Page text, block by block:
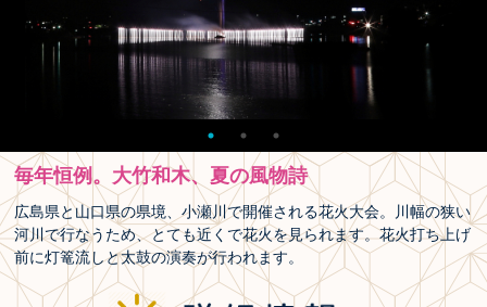
毎年恒例。大竹和木、夏の風物詩
広島県と山口県の県境、小瀬川で開催される花火大会。川幅の狭い
河川で行なうため、とても近くで花火を見られます。花火打ち上げ
前に灯篭流しと太鼓の演奏が行われます。